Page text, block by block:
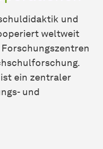
und
weltweit
ein zentraler
und